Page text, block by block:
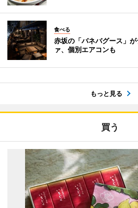
食べる
赤坂の「バネバグース」
ァ、個別エアコンも
もっと見る
買う